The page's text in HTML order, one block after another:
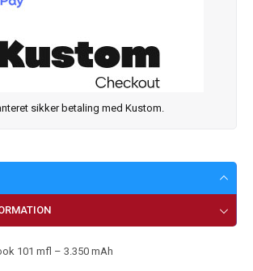
sikker betaling med Kustom.
101 mfl – 3.350 mAh